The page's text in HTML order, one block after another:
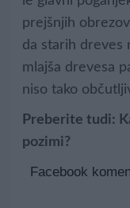
prejšnjih
da starih dreves
mlajša drevesa
niso tako
Preberite tudi:
pozimi?
Facebook